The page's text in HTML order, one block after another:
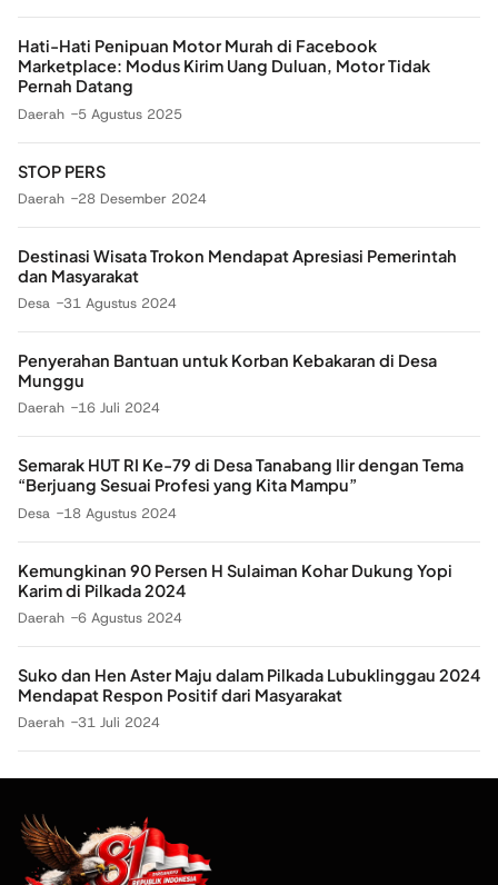
Hati-Hati Penipuan Motor Murah di Facebook
Marketplace: Modus Kirim Uang Duluan, Motor Tidak
Pernah Datang
Daerah 5 Agustus 2025
STOP PERS
Daerah 28 Desember 2024
Destinasi Wisata Trokon Mendapat Apresiasi Pemerintah
dan Masyarakat
Desa 31 Agustus 2024
Penyerahan Bantuan untuk Korban Kebakaran di Desa
Munggu
Daerah 16 Juli 2024
Semarak HUT RI Ke-79 di Desa Tanabang Ilir dengan Tema
“Berjuang Sesuai Profesi yang Kita Mampu”
Desa 18 Agustus 2024
Kemungkinan 90 Persen H Sulaiman Kohar Dukung Yopi
Karim di Pilkada 2024
Daerah 6 Agustus 2024
Suko dan Hen Aster Maju dalam Pilkada Lubuklinggau 2024
Mendapat Respon Positif dari Masyarakat
Daerah 31 Juli 2024